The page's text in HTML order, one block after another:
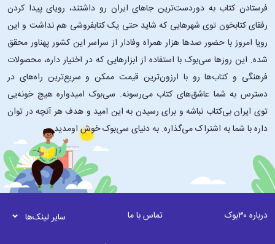
فرستادن کتاب به دوردست‌ترین جاهای ایران رو داشتند، رویای پیدا کردن
رفقای کتابخون توی شهرهایی که شاید حتی یک کتابفروشی هم نداشت و این
رویا امروز با حضور صدها هزار همراه وفادار از سراسر این کشور پهناور محقق
شده. این ‌روزها سی‌بوک با استفاده از ابزارهایی که در اختیار داره، محصولات
فرهنگی و کتاب‌ها رو با ارزون‌ترین قیمت ممکن و سریع‌ترین راه‌های در
دسترس به شما عاشق‌های کتاب می‌رسونه. سی‌بوک امیدواره هیچ خونه‌یی
توی ایران بی‌کتاب نباشه و برای رسیدن به این امید و هدف هر آنچه در توان
داره با شما به اشتراک می‌گذاره. به دنیای سی‌بوک خوش اومدید.
درباره ۳۰بوک تماس با ما سایر لینک‌ها